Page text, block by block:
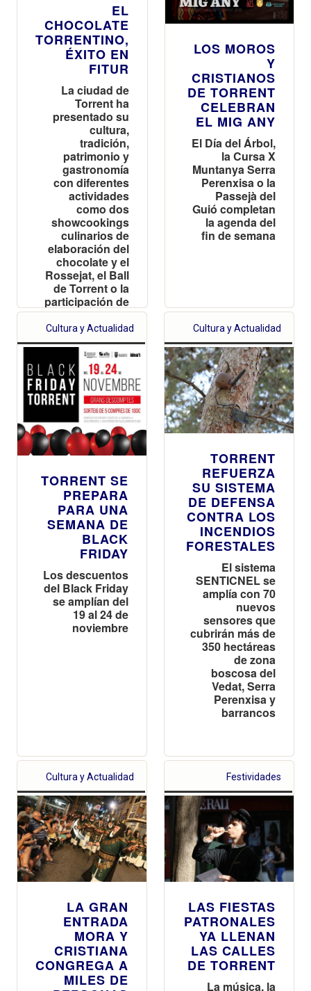
EL
CHOCOLATE
TORRENTINO,
ÉXITO EN
FITUR
La ciudad de
Torrent ha
presentado su
cultura,
tradición,
patrimonio y
gastronomía
con diferentes
actividades
como dos
showcookings
culinarios de
elaboración del
chocolate y el
Rossejat, el Ball
de Torrent o la
participación de
la Reina del
Encuentro
LOS MOROS
Y
CRISTIANOS
DE TORRENT
CELEBRAN
EL MIG ANY
El Día del Árbol,
la Cursa X
Muntanya Serra
Perenxisa o la
Passejà del
Guió completan
la agenda del
fin de semana
Cultura y Actualidad
TORRENT SE
PREPARA
PARA UNA
SEMANA DE
BLACK
FRIDAY
Los descuentos
del Black Friday
se amplían del
19 al 24 de
noviembre
Cultura y Actualidad
TORRENT
REFUERZA
SU SISTEMA
DE DEFENSA
CONTRA LOS
INCENDIOS
FORESTALES
El sistema
SENTICNEL se
amplía con 70
nuevos
sensores que
cubrirán más de
350 hectáreas
de zona
boscosa del
Vedat, Serra
Perenxisa y
barrancos
Cultura y Actualidad
LA GRAN
ENTRADA
MORA Y
CRISTIANA
CONGREGA A
MILES DE
Festividades
LAS FIESTAS
PATRONALES
YA LLENAN
LAS CALLES
DE TORRENT
La música, la